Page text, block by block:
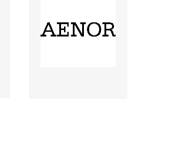
Ecoauditoría